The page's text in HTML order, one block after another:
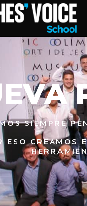
SIEMPRE
ESO CREAMOS